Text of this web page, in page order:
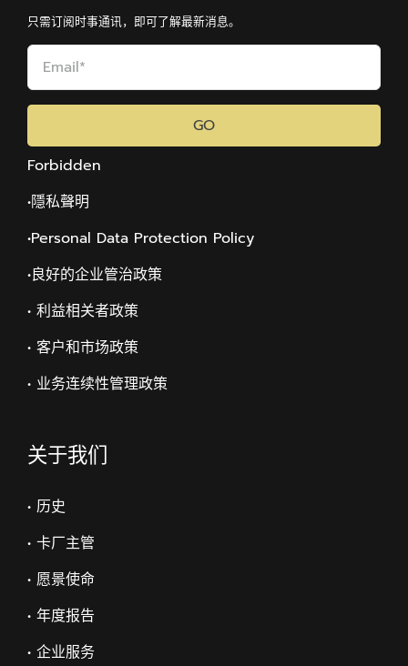
只需订阅时事通讯，即可了解最新消息。
GO
Forbidden
•隱私聲明
•Personal Data Protection Policy
•良好的企业管治政策
• 利益相关者政策
• 客户和市场政策
• 业务连续性管理政策
关于我们
• 历史
• 卡厂主管
• 愿景使命
• 年度报告
• 企业服务